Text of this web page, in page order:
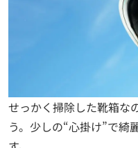
せっかく掃除した靴箱な
う。少しの“心掛け”で綺